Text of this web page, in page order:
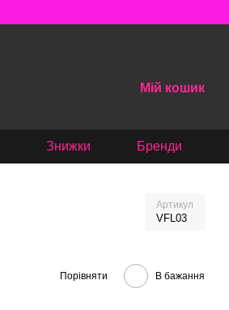
Мій кошик
Знижки Бренди
Артикул
VFL03
Порівняти В бажання